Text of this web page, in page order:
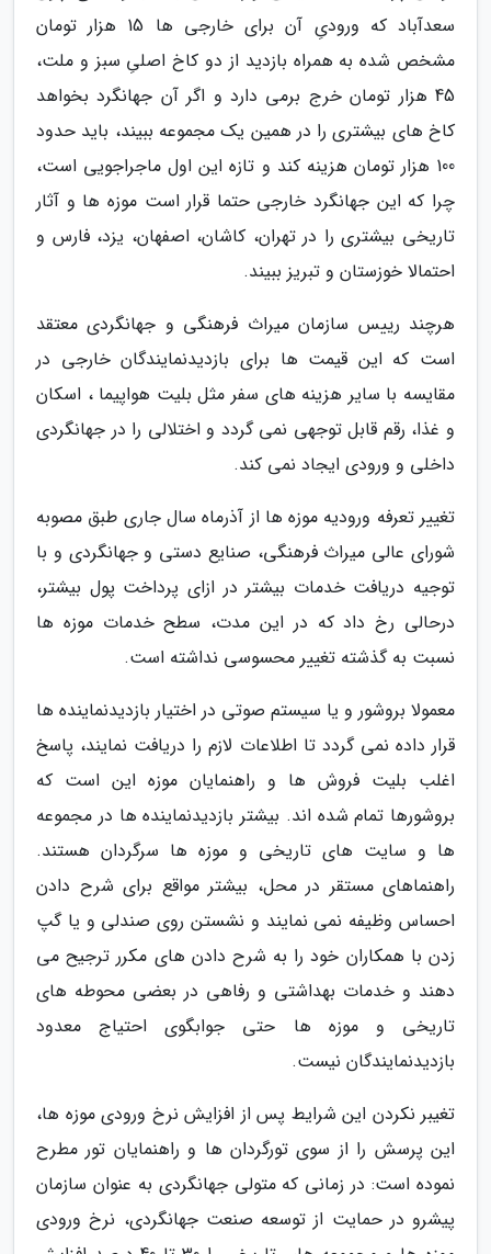
سعدآباد که ورودیِ آن برای خارجی ها 15 هزار تومان
مشخص شده به همراه بازدید از دو کاخ اصلیِ سبز و ملت،
45 هزار تومان خرج برمی دارد و اگر آن جهانگرد بخواهد
کاخ های بیشتری را در همین یک مجموعه ببیند، باید حدود
100 هزار تومان هزینه کند و تازه این اول ماجراجویی است،
چرا که این جهانگرد خارجی حتما قرار است موزه ها و آثار
تاریخی بیشتری را در تهران، کاشان، اصفهان، یزد، فارس و
احتمالا خوزستان و تبریز ببیند.
هرچند رییس سازمان میراث فرهنگی و جهانگردی معتقد
است که این قیمت ها برای بازدیدنمایندگان خارجی در
مقایسه با سایر هزینه های سفر مثل بلیت هواپیما ، اسکان
و غذا، رقم قابل توجهی نمی گردد و اختلالی را در جهانگردی
داخلی و ورودی ایجاد نمی کند.
تغییر تعرفه ورودیه موزه ها از آذرماه سال جاری طبق مصوبه
شورای عالی میراث فرهنگی، صنایع دستی و جهانگردی و با
توجیه دریافت خدمات بیشتر در ازای پرداخت پول بیشتر،
درحالی رخ داد که در این مدت، سطح خدمات موزه ها
نسبت به گذشته تغییر محسوسی نداشته است.
معمولا بروشور و یا سیستم صوتی در اختیار بازدیدنماینده ها
قرار داده نمی گردد تا اطلاعات لازم را دریافت نمایند، پاسخ
اغلب بلیت فروش ها و راهنمایان موزه این است که
بروشورها تمام شده اند. بیشتر بازدیدنماینده ها در مجموعه
ها و سایت های تاریخی و موزه ها سرگردان هستند.
راهنماهای مستقر در محل، بیشتر مواقع برای شرح دادن
احساس وظیفه نمی نمایند و نشستن روی صندلی و یا گپ
زدن با همکاران خود را به شرح دادن های مکرر ترجیح می
دهند و خدمات بهداشتی و رفاهی در بعضی محوطه های
تاریخی و موزه ها حتی جوابگوی احتیاج معدود
بازدیدنمایندگان نیست.
تغیبر نکردن این شرایط پس از افزایش نرخ ورودی موزه ها،
این پرسش را از سوی تورگردان ها و راهنمایان تور مطرح
نموده است: در زمانی که متولی جهانگردی به عنوان سازمان
پیشرو در حمایت از توسعه صنعت جهانگردی، نرخ ورودی